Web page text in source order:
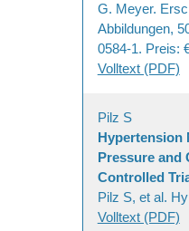
G. Meyer.
Abbildungen,
0584-1. Preis:
Volltext (PDF)
Pilz S
Hypertension
Pressure and
Controlled
Pilz S, et al.
Volltext (PDF)